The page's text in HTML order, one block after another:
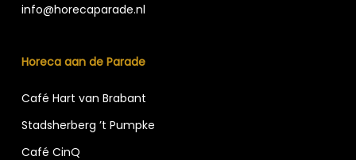
info@horecaparade.nl
Horeca aan de Parade
Café Hart van Brabant
Stadsherberg ’t Pumpke
Café CinQ